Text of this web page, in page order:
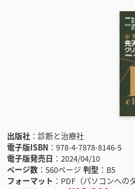
出版社
診断と治療社
電子版ISBN
978-4-7878-8146-5
電子版発売日
2024/04/10
ページ数
560ページ判型
B5
フォーマット
PDF（パソコンへの